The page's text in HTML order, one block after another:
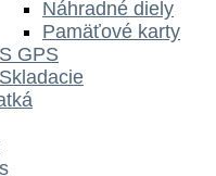
Náhradné diely
Pamäťové karty
S GPS
Skladacie